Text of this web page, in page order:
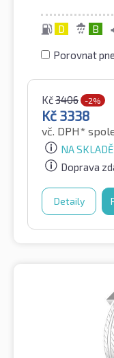
D B
Porovnat
Kč3406 -2%
Kč 3338
vč. DPH*
NA SKLADĚ
Doprava
Detaily